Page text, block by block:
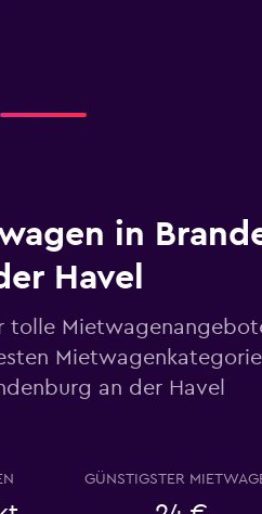
in
Havel
tolle
an der Havel
GÜNSTIGSTER